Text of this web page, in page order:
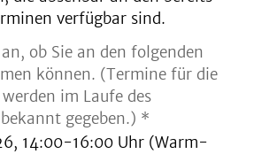
verfügbar sind.
ob Sie an den folgenden
können. (Termine für die
im Laufe des
gegeben.) *
14:00-16:00 Uhr (Warm-